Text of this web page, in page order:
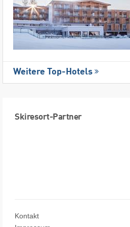
Weitere Top-Hotels
Skiresort-Partner
Kontakt